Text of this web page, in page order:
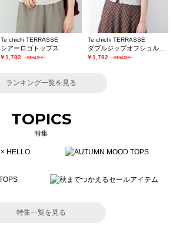
Te chichi TERRASSE
シアーロゴトップス
￥1,782 -70%OFF-
Te chichi TERRASSE
ダブルジップオフショルカットトップス
￥1,782 -70%OFF-
ランキング一覧を見る
TOPICS
特集
特集一覧を見る